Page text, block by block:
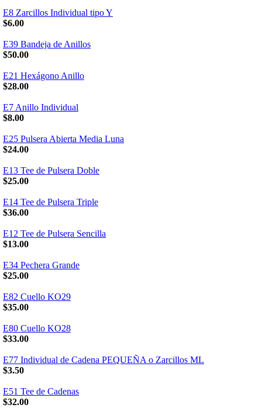
E8 Zarcillos Individual tipo Y
$6.00
E39 Bandeja de Anillos
$50.00
E21 Hexágono Anillo
$28.00
E7 Anillo Individual
$8.00
E25 Pulsera Abierta Media Luna
$24.00
E13 Tee de Pulsera Doble
$25.00
E14 Tee de Pulsera Triple
$36.00
E12 Tee de Pulsera Sencilla
$13.00
E34 Pechera Grande
$25.00
E82 Cuello KO29
$35.00
E80 Cuello KO28
$33.00
E77 Individual de Cadena PEQUEÑA o Zarcillos ML
$3.50
E51 Tee de Cadenas
$32.00